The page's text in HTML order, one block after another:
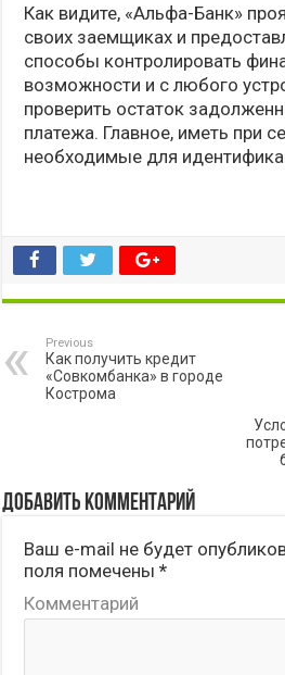
Как видите, «Альфа-Банк»
своих заемщиках и
способы контролировать
возможности и с любого
проверить остаток
платежа. Главное, иметь при
необходимые для
Previous
Как получить кредит
«Совкомбанка» в городе
Кострома
Добавить комментарий
Ваш e-mail не будет
поля помечены*
Комментарий